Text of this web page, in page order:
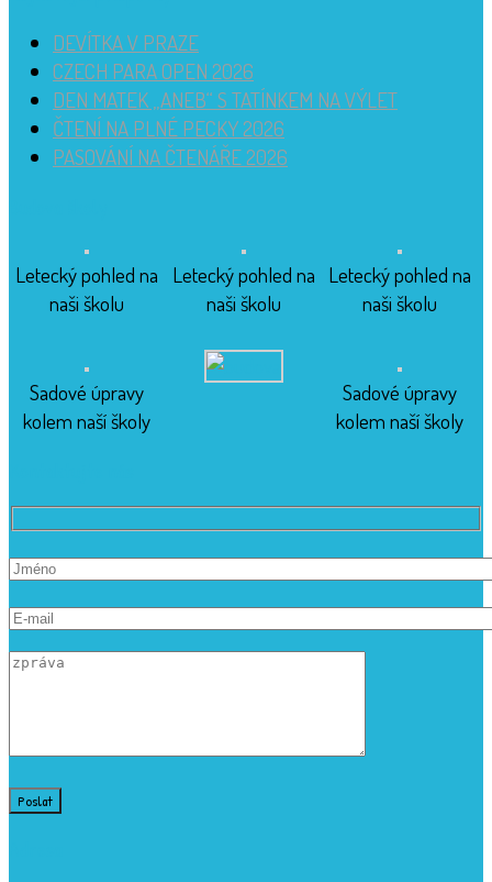
DEVÍTKA V PRAZE
CZECH PARA OPEN 2026
DEN MATEK „ANEB“ S TATÍNKEM NA VÝLET
ČTENÍ NA PLNÉ PECKY 2026
PASOVÁNÍ NA ČTENÁŘE 2026
Letecký pohled na
naši školu
Letecký pohled na
naši školu
Letecký pohled na
naši školu
Sadové úpravy
kolem naší školy
Sadové úpravy
kolem naší školy